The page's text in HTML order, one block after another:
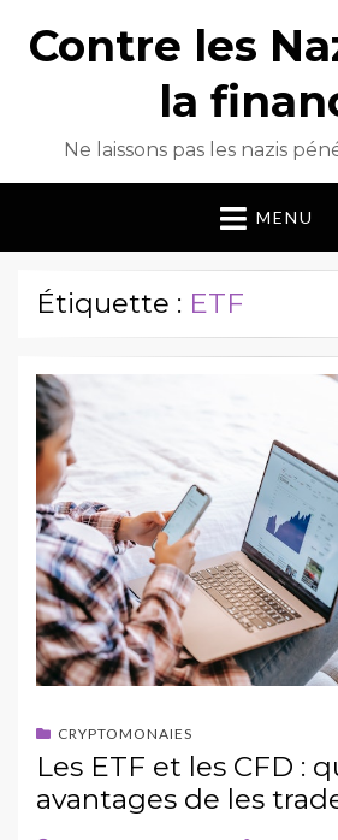
Contre les
la
Ne laissons pas les nazis
MENU
Étiquette : ETF
CRYPTOMONAIES
Les ETF et les CFD :
avantages de les